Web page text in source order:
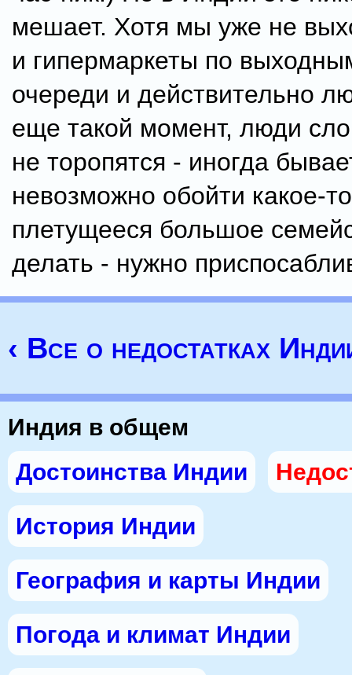
мешает. Хотя мы уже не
и гипермаркеты по
очереди и действительно
еще такой момент, люди
не торопятся - иногда
невозможно обойти какое-
плетущееся большое
делать - нужно
‹ Все о недостатках
Индия в общем
Достоинства Индии
История Индии
География и карты Индии
Погода и климат Индии